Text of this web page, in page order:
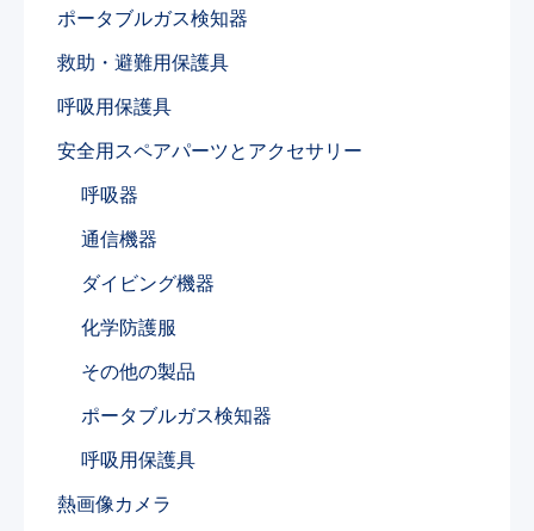
ポータブルガス検知器
救助・避難用保護具
呼吸用保護具
安全用スペアパーツとアクセサリー​
呼吸器
通信機器
ダイビング機器
化学防護服
その他の製品
ポータブルガス検知器
呼吸用保護具​
熱画像カメラ​